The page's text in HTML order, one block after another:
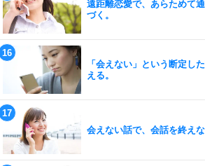
遠距離恋愛で、あらためて
づく。
「会えない」という断定し
える。
会えない話で、会話を終えな